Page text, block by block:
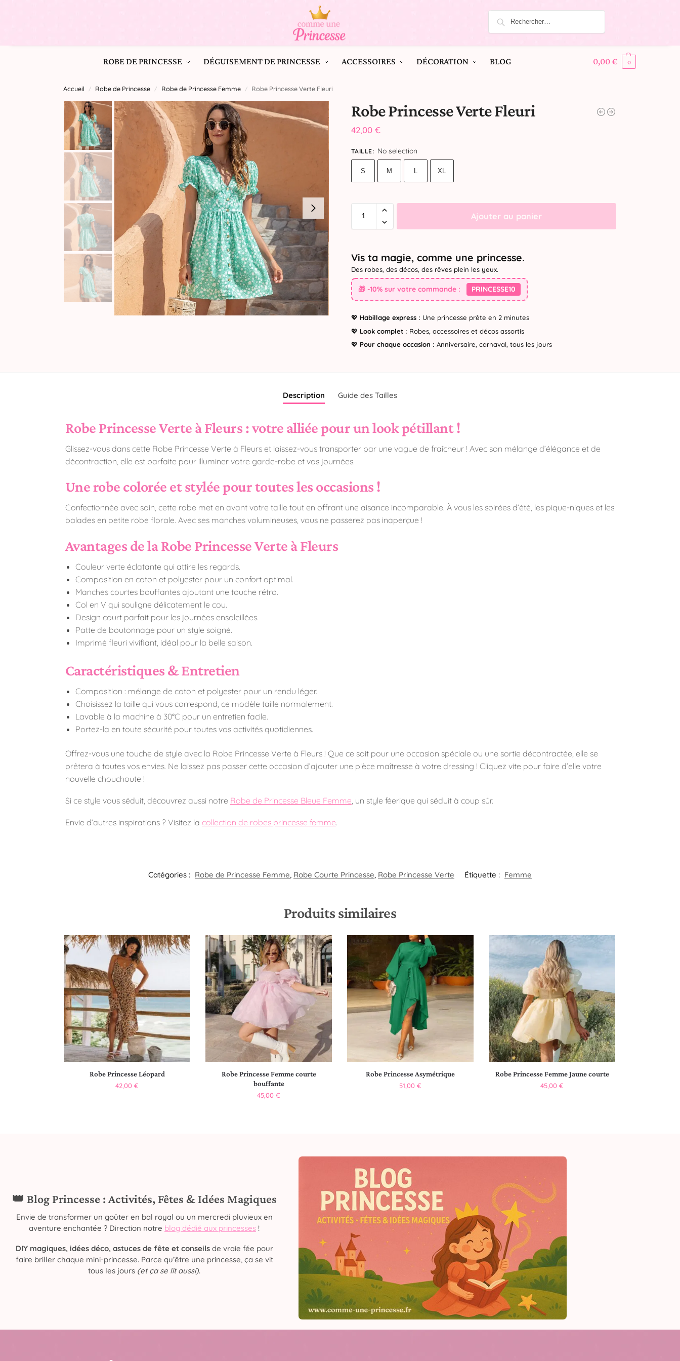
ROBE DE PRINCESSE DÉGUISEMENT DE PRINCESSE ACCESSOIRES DÉCORATION BLOG 0,00€ 0
Accueil / Robe de Princesse / Robe de Princesse Femme / Robe Princesse Verte Fleuri
Robe Princesse Verte Fleuri
42,00 €
TAILLE: No selection
S M L XL
Ajouter au panier
Vis ta magie, comme une princesse.
Des robes, des décos, des rêves plein les yeux.
🎁 -10% sur votre commande : PRINCESSE10
💖 Habillage express : Une princesse prête en 2 minutes
💖 Look complet : Robes, accessoires et décos assortis
💖 Pour chaque occasion : Anniversaire, carnaval, tous les jours
Description Guide des Tailles
Robe Princesse Verte à Fleurs : votre alliée pour un look pétillant !
Glissez-vous dans cette Robe Princesse Verte à Fleurs et laissez-vous transporter par une vague de fraîcheur ! Avec son mélange d’élégance et de
décontraction, elle est parfaite pour illuminer votre garde-robe et vos journées.
Une robe colorée et stylée pour toutes les occasions !
Confectionnée avec soin, cette robe met en avant votre taille tout en offrant une aisance incomparable. À vous les soirées d’été, les pique-niques et les
balades en petite robe florale. Avec ses manches volumineuses, vous ne passerez pas inaperçue !
Avantages de la Robe Princesse Verte à Fleurs
Couleur verte éclatante qui attire les regards.
Composition en coton et polyester pour un confort optimal.
Manches courtes bouffantes ajoutant une touche rétro.
Col en V qui souligne délicatement le cou.
Design court parfait pour les journées ensoleillées.
Patte de boutonnage pour un style soigné.
Imprimé fleuri vivifiant, idéal pour la belle saison.
Caractéristiques & Entretien
Composition : mélange de coton et polyester pour un rendu léger.
Choisissez la taille qui vous correspond, ce modèle taille normalement.
Lavable à la machine à 30°C pour un entretien facile.
Portez-la en toute sécurité pour toutes vos activités quotidiennes.
Offrez-vous une touche de style avec la Robe Princesse Verte à Fleurs ! Que ce soit pour une occasion spéciale ou une sortie décontractée, elle se
prêtera à toutes vos envies. Ne laissez pas passer cette occasion d’ajouter une pièce maîtresse à votre dressing ! Cliquez vite pour faire d’elle votre
nouvelle chouchoute !
Si ce style vous séduit, découvrez aussi notre Robe de Princesse Bleue Femme , un style féerique qui séduit à coup sûr.
Envie d’autres inspirations ? Visitez la collection de robes princesse femme.
Catégories : Robe de Princesse Femme, Robe Courte Princesse, Robe Princesse Verte Étiquette : Femme
Produits similaires
Robe Princesse Léopard
42,00€
Robe Princesse Femme courte
bouffante
45,00€
Robe Princesse Asymétrique
51,00€
Robe Princesse Femme Jaune courte
45,00€
👑 Blog Princesse : Activités, Fêtes & Idées Magiques
Envie de transformer un goûter en bal royal ou un mercredi pluvieux en
aventure enchantée ? Direction notre blog dédié aux princesses !
DIY magiques, idées déco, astuces de fête et conseilsde vraie fée pour
faire briller chaque mini-princesse. Parce qu’être une princesse, ça se vit
tous les jours (et ça se lit aussi).